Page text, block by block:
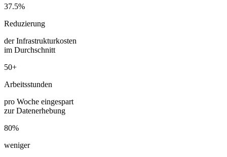
37.5%
Reduzierung
der Infrastrukturkosten
im Durchschnitt
50+
Arbeitsstunden
pro Woche eingespart
zur Datenerhebung
80%
weniger